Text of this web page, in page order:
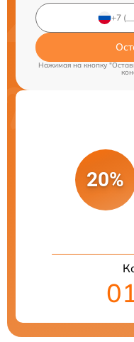
Нажимая на кнопку
20%